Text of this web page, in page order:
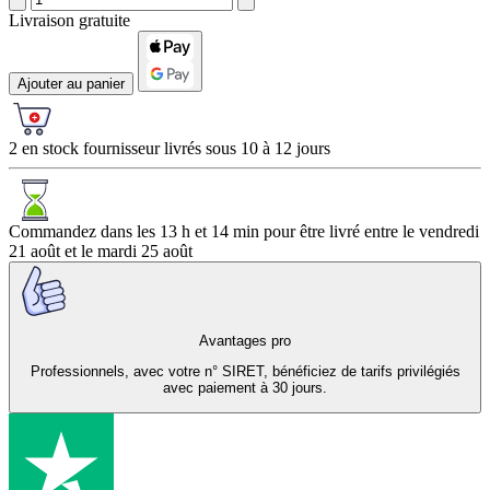
Livraison gratuite
Ajouter au panier
2 en stock fournisseur livrés sous 10 à 12 jours
Commandez dans les 13 h et 14 min pour être livré entre le vendredi
21 aoûtet le mardi 25 août
Avantages pro
Professionnels, avec votre n° SIRET, bénéficiez de tarifs privilégiés
avec paiement à 30 jours.